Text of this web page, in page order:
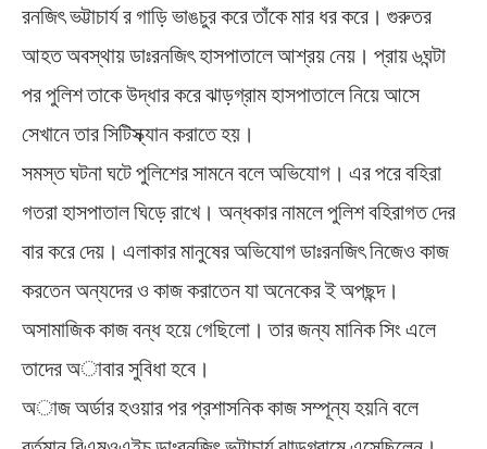
রনজিৎ ভট্টাচার্য র গাড়ি ভাঙচুর করে তাঁকে মার ধর করে। গুরুতর
আহত অবস্থায় ডাঃরনজিৎ হাসপাতালে আশ্রয় নেয়। প্রায় ৬ঘন্টা
পর পুলিশ তাকে উদ্ধার করে ঝাড়গ্রাম হাসপাতালে নিয়ে আসে
সেখানে তার সিটিস্ক্যান করাতে হয়।
সমস্ত ঘটনা ঘটে পুলিশের সামনে বলে অভিযোগ। এর পরে বহিরা
গতরা হাসপাতাল ঘিড়ে রাখে। অন্ধকার নামলে পুলিশ বহিরাগত দের
বার করে দেয়। এলাকার মানুষের অভিযোগ ডাঃরনজিৎ নিজেও কাজ
করতেন অন্যদের ও কাজ করাতেন যা অনেকের ই অপছন্দ।
অসামাজিক কাজ বন্ধ হয়ে গেছিলো। তার জন্য মানিক সিং এলে
তাদের অাবার সুবিধা হবে।
অাজ অর্ডার হওয়ার পর প্রশাসনিক কাজ সম্পূন্য হয়নি বলে